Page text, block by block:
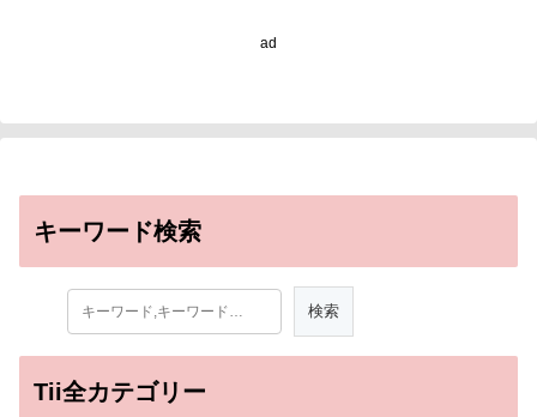
ad
キーワード検索
Tii全カテゴリー